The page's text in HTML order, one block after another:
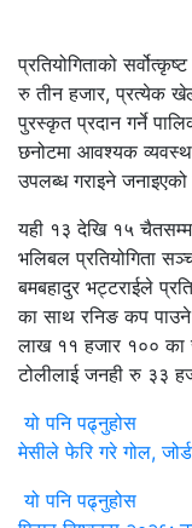
प्रतियोगिताको
रु तीन हजार, प्रत्येक
पुरस्कृत प्रदान गर्ने
छनोटमा आवश्यक
उपलब्ध गराइने
यही १३ देखि १५
भलिबल प्रतियोगिता
बमबहादुर भट्टराईले
का साथ रनिङ कप
लाख ११ हजार १०० का
टोलीलाई जनही रु ३३
यो पनि पढ्नुहोस
मेसीले फेरि गरे गोल,
यो पनि पढ्नुहोस